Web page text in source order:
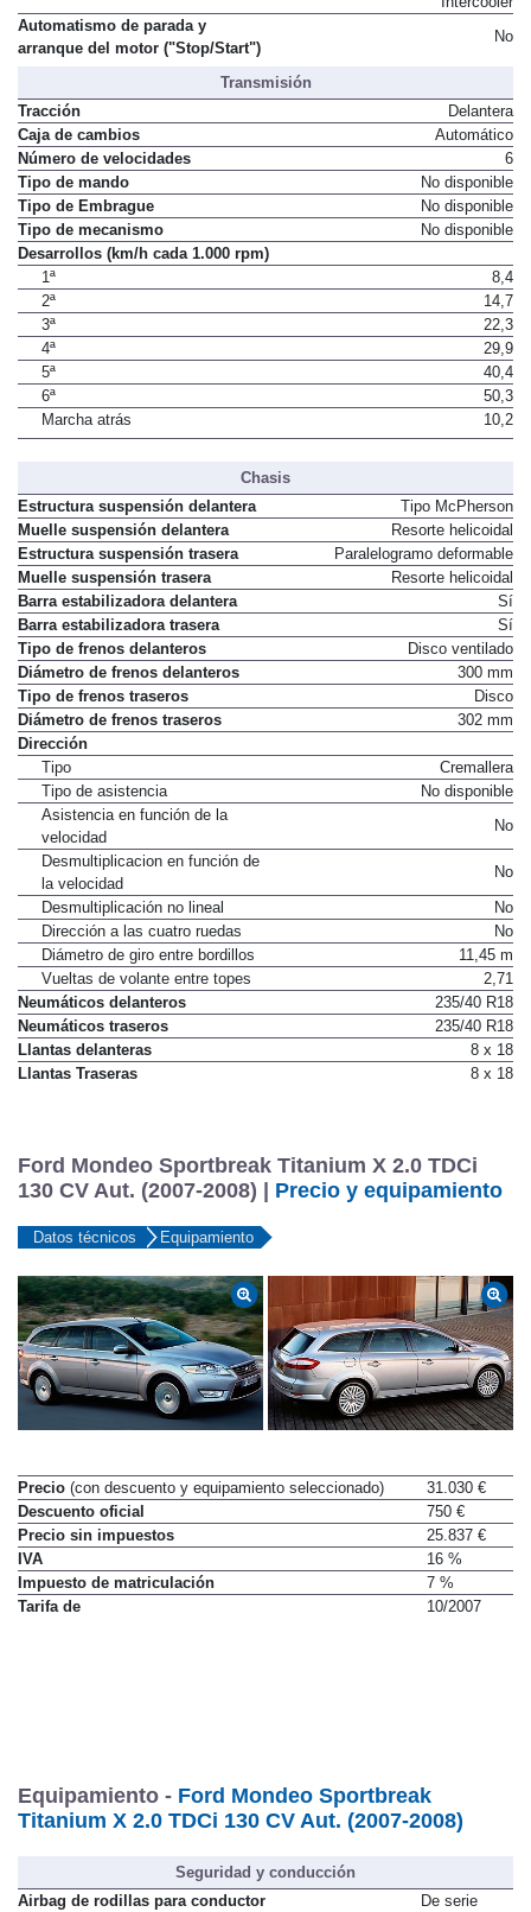
Automatismo de parada y
arranque del motor ("Stop/Start")
No
Transmisión
Tracción
Delantera
Caja de cambios
Automático
Número de velocidades
6
Tipo de mando
No disponible
Tipo de Embrague
No disponible
Tipo de mecanismo
No disponible
Desarrollos (km/h cada 1.000 rpm)
1ª
8,4
2ª
14,7
3ª
22,3
4ª
29,9
5ª
40,4
6ª
50,3
Marcha atrás
10,2
Chasis
Estructura suspensión delantera
Tipo McPherson
Muelle suspensión delantera
Resorte helicoidal
Estructura suspensión trasera
Paralelogramo deformable
Muelle suspensión trasera
Resorte helicoidal
Barra estabilizadora delantera
Sí
Barra estabilizadora trasera
Sí
Tipo de frenos delanteros
Disco ventilado
Diámetro de frenos delanteros
300 mm
Tipo de frenos traseros
Disco
Diámetro de frenos traseros
302 mm
Dirección
Tipo
Cremallera
Tipo de asistencia
No disponible
Asistencia en función de la
velocidad
No
Desmultiplicacion en función de
la velocidad
No
Desmultiplicación no lineal
No
Dirección a las cuatro ruedas
No
Diámetro de giro entre bordillos
11,45 m
Vueltas de volante entre topes
2,71
Neumáticos delanteros
235/40 R18
Neumáticos traseros
235/40 R18
Llantas delanteras
8 x 18
Llantas Traseras
8 x 18
Ford Mondeo Sportbreak Titanium X 2.0 TDCi
130 CV Aut. (2007-2008) | Precio y equipamiento
Datos técnicos Equipamiento
Precio (con descuento y equipamiento seleccionado)
31.030 €
Descuento oficial
750 €
Precio sin impuestos
25.837 €
IVA
16 %
Impuesto de matriculación
7 %
Tarifa de
10/2007
Equipamiento - Ford Mondeo Sportbreak
Titanium X 2.0 TDCi 130 CV Aut. (2007-2008)
Seguridad y conducción
Airbag de rodillas para conductor
De serie